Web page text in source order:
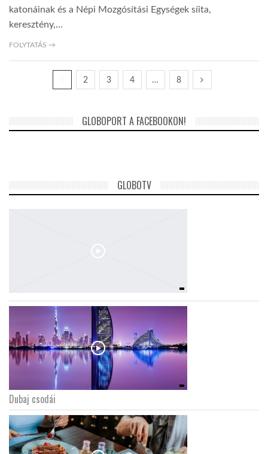
katonáinak és a Népi Mozgósítási Egységek síita,
keresztény,…
FOLYTATÁS →
2 3 4 … 8
GLOBOPORT A FACEBOOKON!
GLOBOTV
Dubaj csodái